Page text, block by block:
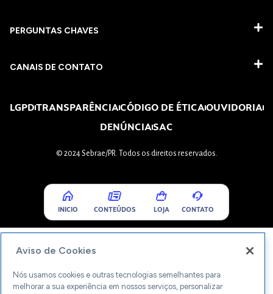
PERGUNTAS CHAVES​
CANAIS DE CONTATO
LGPDTRANSPARÊNCIACÓDIGO DE ÉTICAOUVIDORIA
DENÚNCIASAC
© 2024 Sebrae/PR. Todos os direitos reservados.
INICIO CONTEÚDOS LOJA CONTATO
Aviso de Cookies
Nós usamos cookies e outras tecnologias semelhantes para
melhorar a sua experiência em nossos serviços, personalizar